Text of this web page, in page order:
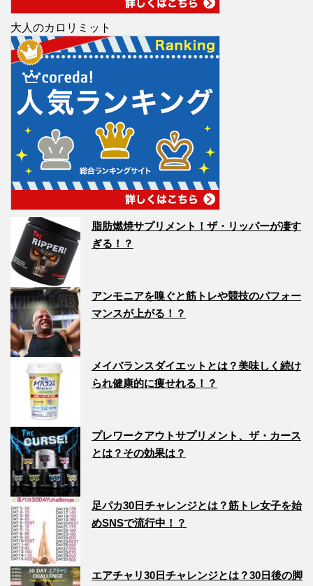
大人のカロリミット
脂肪燃焼サプリメント！ザ・リッパーが凄す
ぎる！？
アンモニアを嗅ぐと筋トレや競技のパフォー
マンスが上がる！？
メイバランスダイエットとは？美味しく続け
られ健康的に痩せれる！？
プレワークアウトサプリメント、ザ・カース
とは？その効果は？
足パカ30日チャレンジとは？筋トレ女子を始
めSNSで流行中！？
エアチャリ30日チャレンジとは？30日後の脚